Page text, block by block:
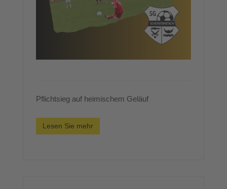
Pflichtsieg auf heimischem Geläuf
Lesen Sie mehr